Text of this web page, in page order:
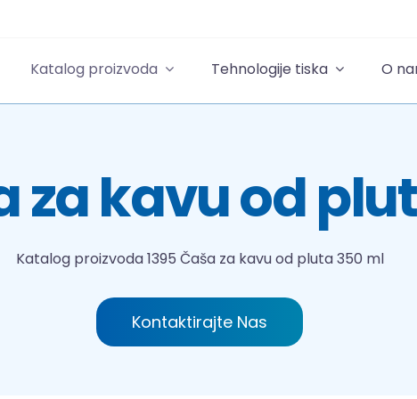
Katalog proizvoda Tehnologije tiska O
za kavu od
Katalog proizvoda1395 Čaša za kavu od pluta 350 ml
Kontaktirajte Nas